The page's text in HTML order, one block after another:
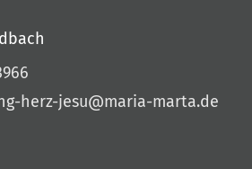
herz-jesu@maria-marta.de